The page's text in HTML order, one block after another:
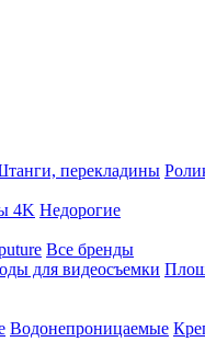
перекладины
4K Недорогие
Все бренды
для видеосъемки
Водонепроницаемые